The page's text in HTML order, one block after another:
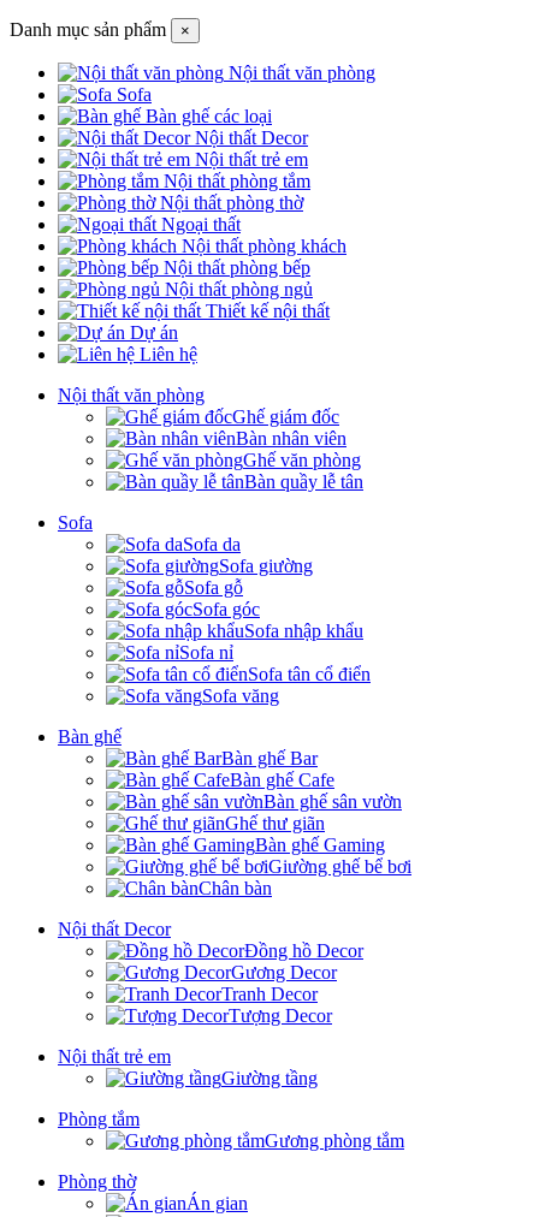
Danh mục sản phẩm ×
Nội thất văn phòng
Sofa
Bàn ghế các loại
Nội thất Decor
Nội thất trẻ em
Nội thất phòng tắm
Nội thất phòng thờ
Ngoại thất
Nội thất phòng khách
Nội thất phòng bếp
Nội thất phòng ngủ
Thiết kế nội thất
Dự án
Liên hệ
Nội thất văn phòng
Ghế giám đốc
Bàn nhân viên
Ghế văn phòng
Bàn quầy lễ tân
Sofa
Sofa da
Sofa giường
Sofa gỗ
Sofa góc
Sofa nhập khẩu
Sofa nỉ
Sofa tân cổ điển
Sofa văng
Bàn ghế
Bàn ghế Bar
Bàn ghế Cafe
Bàn ghế sân vườn
Ghế thư giãn
Bàn ghế Gaming
Giường ghế bể bơi
Chân bàn
Nội thất Decor
Đồng hồ Decor
Gương Decor
Tranh Decor
Tượng Decor
Nội thất trẻ em
Giường tầng
Phòng tắm
Gương phòng tắm
Phòng thờ
Án gian